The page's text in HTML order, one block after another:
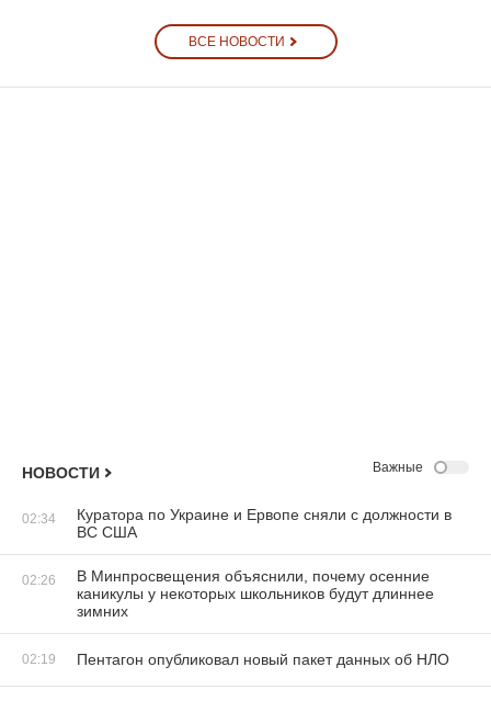
ВСЕ НОВОСТИ
НОВОСТИ Важные
02:34
Куратора по Украине и Ервопе сняли с должности в
ВС США
02:26
В Минпросвещения объяснили, почему осенние
каникулы у некоторых школьников будут длиннее
зимних
02:19 Пентагон опубликовал новый пакет данных об НЛО